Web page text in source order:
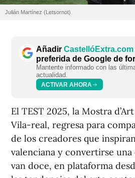
Julián Martínez (Letsornot)
Añadir CastellóExtra.com
preferida de Google de
Mantente informado con las
actualidad.
ACTIVAR AHORA
El TEST 2025, la Mostra
Vila-real, regresa para
de los creadores que
valenciana y convertirse
van doce, en plataforma